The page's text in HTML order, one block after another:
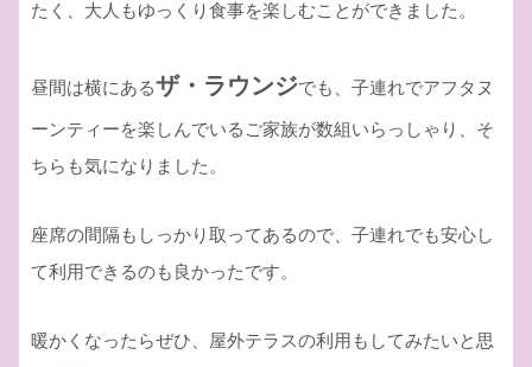
たく、大人もゆっくり食事を楽しむことができました。
昼間は横にあるザ・ラウンジでも、子連れでアフタヌ
ーンティーを楽しんでいるご家族が数組いらっしゃり、そ
ちらも気になりました。
座席の間隔もしっかり取ってあるので、子連れでも安心し
て利用できるのも良かったです。
暖かくなったらぜひ、屋外テラスの利用もしてみたいと思